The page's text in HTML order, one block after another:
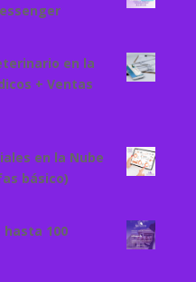
en la
+ Ventas
en la Nube
básico)
100